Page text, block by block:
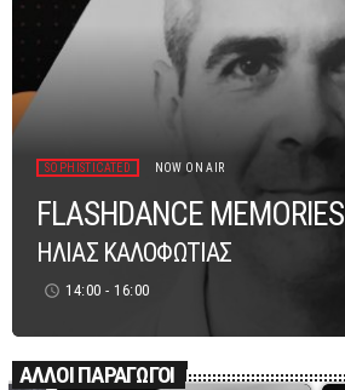
SOPHISTICATED NOW ON AIR
FLASHDANCE MEMORIES
ΗΛΙΑΣ ΚΑΛΟΦΩΤΙΑΣ
access_time 14:00 - 16:00
ΑΛΛΟΙ ΠΑΡΑΓΩΓΟΙ